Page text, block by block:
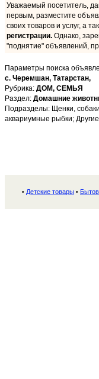
Уважаемый посетитель,
первым, разместите
своих товаров и услуг, а
регистрации. Однако,
"поднятие" объявлений,
Параметры поиска
с. Черемшан, Татарстан,
Рубрика: ДОМ, СЕМЬЯ
Раздел: Домашние
Подразделы: Щенки,
аквариумные рыбки;
• Детские товары •